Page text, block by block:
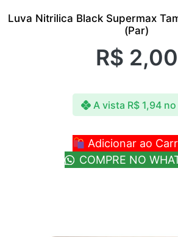
Luva Nitrilica Black Supermax
(Par)
R$ 2,00
A vista R$1,94 no
Adicionar ao
COMPRE NO